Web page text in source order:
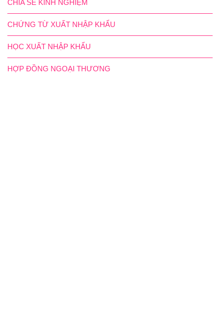
CHIA SẺ KINH NGHIỆM
CHỨNG TỪ XUẤT NHẬP KHẨU
HỌC XUẤT NHẬP KHẨU
HỢP ĐỒNG NGOẠI THƯƠNG